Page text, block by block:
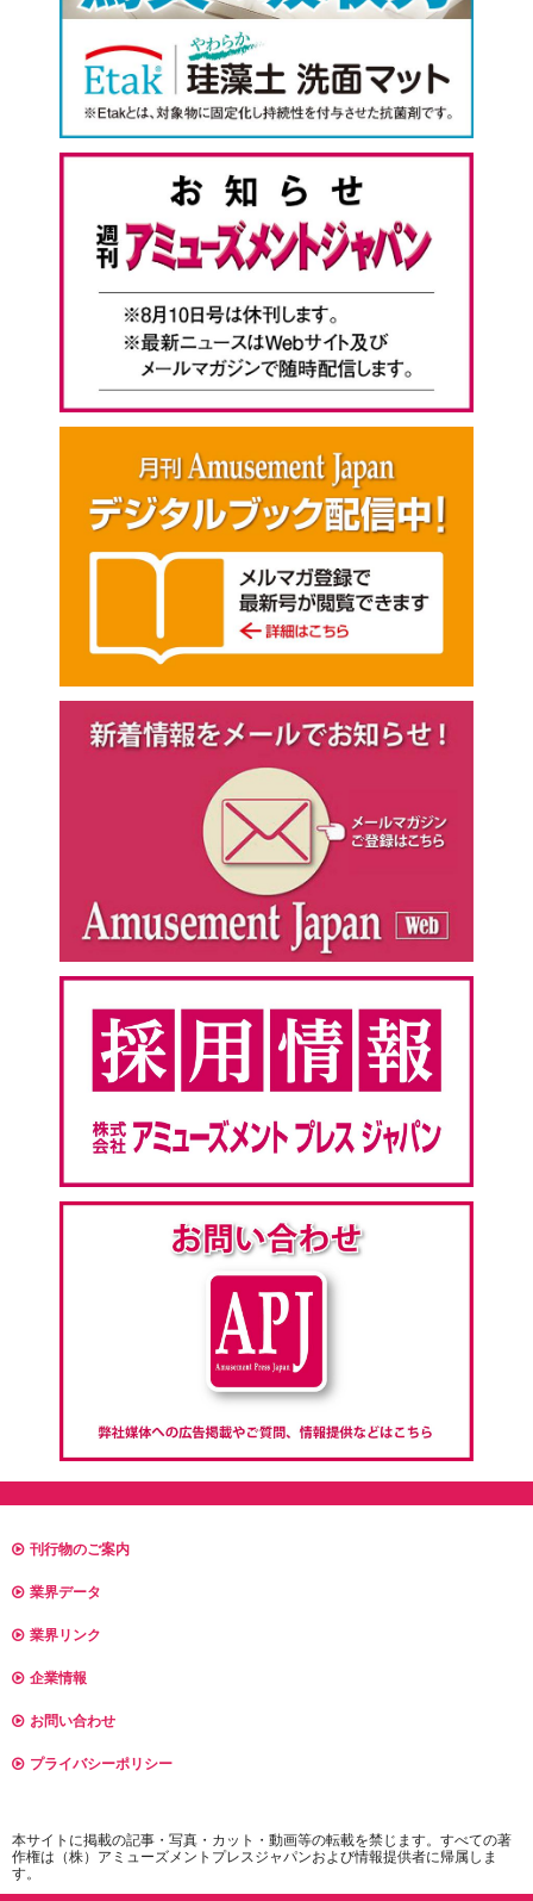
刊行物のご案内
業界データ
業界リンク
企業情報
お問い合わせ
プライバシーポリシー
本サイトに掲載の記事・写真・カット・動画等の転載を禁じます。すべての著
作権は（株）アミューズメントプレスジャパンおよび情報提供者に帰属しま
す。